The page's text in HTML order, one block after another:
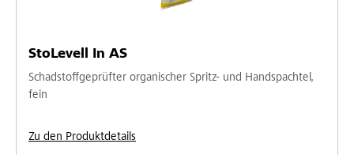
StoLevell In AS
Schadstoffgeprüfter organischer Spritz- und Handspachtel,
fein
Zu den Produktdetails